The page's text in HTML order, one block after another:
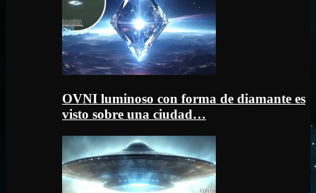
OVNI luminoso con forma de diamante es
visto sobre una ciudad…